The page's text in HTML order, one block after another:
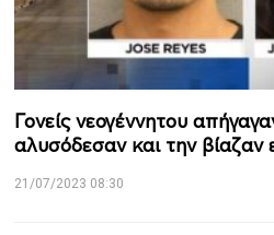
Γονείς νεογέννητου
αλυσόδεσαν και την βίαζαν
21/07/2023 08:30